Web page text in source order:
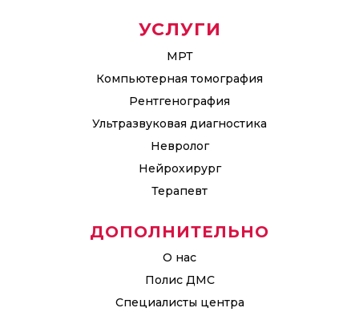
УСЛУГИ
МРТ
Компьютерная томография
Рентгенография
Ультразвуковая диагностика
Невролог
Нейрохирург
Терапевт
ДОПОЛНИТЕЛЬНО
О нас
Полис ДМС
Специалисты центра